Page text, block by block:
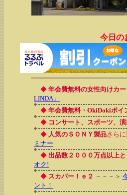
今日の
◆ 年会費無料の女性向けカ
LINDA」
◆ 年会費無料・OkiDokiポイ
◆ コンサート、スポーツ、
◆ 人気のＳＯＮＹ製品さらに
ミナー
◆ 出品数２０００万点以上
オク!
◆ スカパー！ｅ２ －－－＞
ント！